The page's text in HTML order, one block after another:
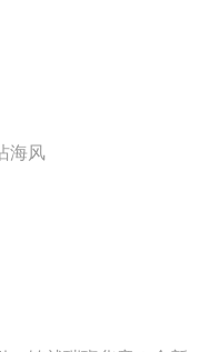
海风